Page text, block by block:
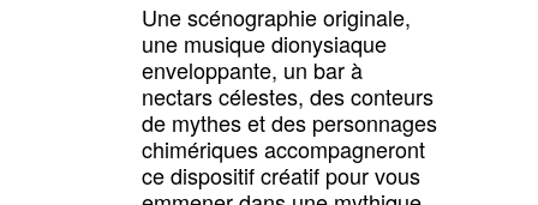
Une scénographie originale,
une musique dionysiaque
enveloppante, un bar à
nectars célestes, des conteurs
de mythes et des personnages
chimériques accompagneront
ce dispositif créatif pour vous